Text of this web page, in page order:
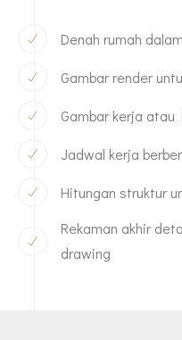
Denah rumah
Gambar render
Gambar kerja
Jadwal kerja
Hitungan struktur
Rekaman akhir
drawing